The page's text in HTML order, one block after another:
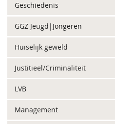
Geschiedenis
GGZ Jeugd|Jongeren
Huiselijk geweld
Justitieel/Criminaliteit
LVB
Management